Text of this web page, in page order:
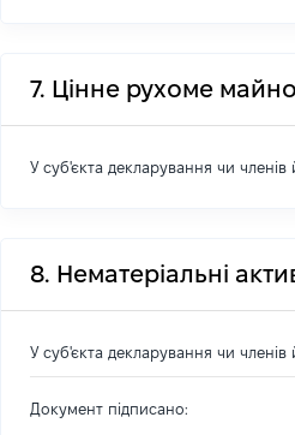
7. Цінне рухоме
У суб'єкта декларування чи членів
8. Нематеріальні
У суб'єкта декларування чи членів
Документ підписано: